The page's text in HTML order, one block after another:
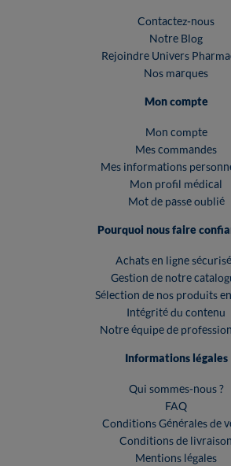
Contactez-nous
Notre Blog
Rejoindre Univers
Nos marques
Mon compte
Mon compte
Mes commandes
Mes informations
Mon profil médical
Mot de passe oublié
Pourquoi nous faire
Achats en ligne
Gestion de notre
Sélection de nos produits
Intégrité du contenu
Notre équipe de
Informations légales
Qui sommes-nous ?
FAQ
Conditions Générales de
Conditions de livraison
Mentions légales